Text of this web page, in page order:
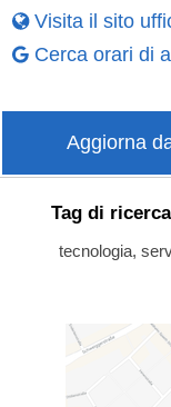
Visita il sito
Cerca orari di
Aggiorna
Tag di
tecnologia,